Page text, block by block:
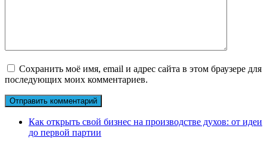
Сохранить моё имя, email и адрес сайта в этом браузере для
последующих моих комментариев.
Как открыть свой бизнес на производстве духов: от идеи
до первой партии